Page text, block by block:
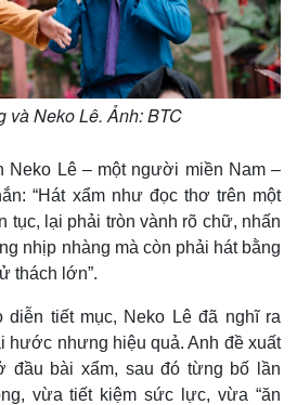
Multimedia
Video
E-Magazine
Infographic
và Neko Lê. Ảnh: BTC
Neko Lê – một người miền Nam –
“Hát xẩm như đọc thơ trên một
tục, lại phải tròn vành rõ chữ, nhấn
nhịp nhàng mà còn phải hát bằng
thách lớn”.
diễn tiết mục, Neko Lê đã nghĩ ra
hước nhưng hiệu quả. Anh đề xuất
đầu bài xẩm, sau đó từng bố lần
vừa tiết kiệm sức lực, vừa “ăn